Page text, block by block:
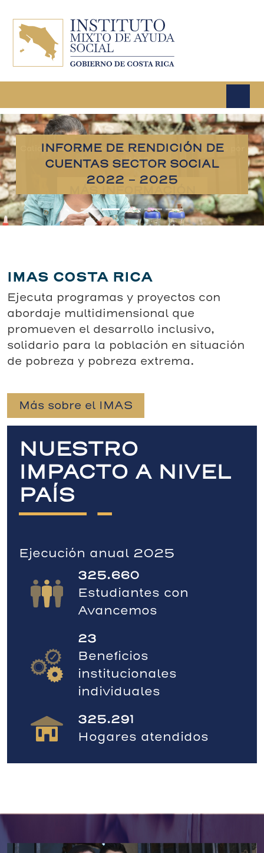
INFORME DE RENDICIÓN DE
CUENTAS SECTOR SOCIAL
2022 - 2025
abordaje multidimensional que
promueven el desarrollo inclusivo,
solidario para la población en situación
de pobreza y pobreza extrema.
Más sobre el IMAS
NUESTRO
IMPACTO A NIVEL
PAÍS
Estudiantes con
Avancemos
Beneficios
institucionales
individuales
Hogares atendidos